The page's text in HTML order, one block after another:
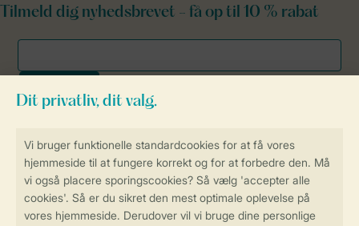
Sikker og hurtig online booking
Sikker datahåndtering
Tilmeld dig nyhedsbrevet - få op til 10 % rabat